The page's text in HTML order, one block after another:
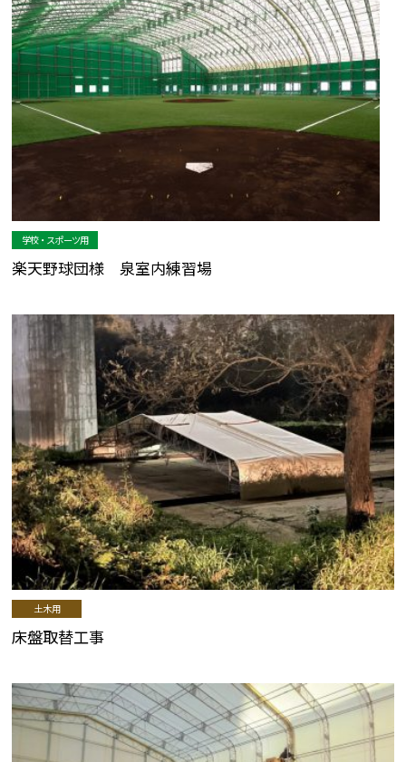
学校・スポーツ用
楽天野球団様 泉室内練習場
土木用
床盤取替工事